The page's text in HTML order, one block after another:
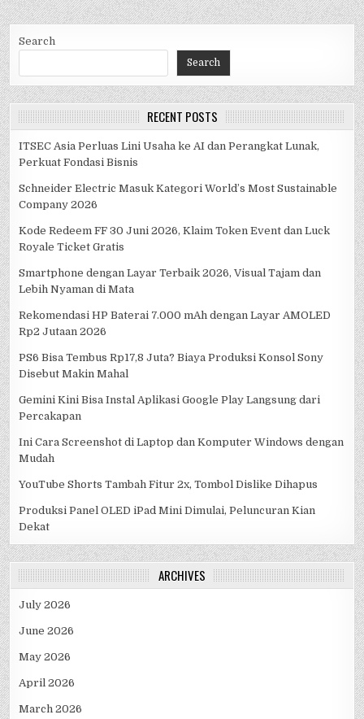
Search
Search
RECENT POSTS
ITSEC Asia Perluas Lini Usaha ke AI dan Perangkat Lunak,
Perkuat Fondasi Bisnis
Schneider Electric Masuk Kategori World’s Most Sustainable
Company 2026
Kode Redeem FF 30 Juni 2026, Klaim Token Event dan Luck
Royale Ticket Gratis
Smartphone dengan Layar Terbaik 2026, Visual Tajam dan
Lebih Nyaman di Mata
Rekomendasi HP Baterai 7.000 mAh dengan Layar AMOLED
Rp2 Jutaan 2026
PS6 Bisa Tembus Rp17,8 Juta? Biaya Produksi Konsol Sony
Disebut Makin Mahal
Gemini Kini Bisa Instal Aplikasi Google Play Langsung dari
Percakapan
Ini Cara Screenshot di Laptop dan Komputer Windows dengan
Mudah
YouTube Shorts Tambah Fitur 2x, Tombol Dislike Dihapus
Produksi Panel OLED iPad Mini Dimulai, Peluncuran Kian
Dekat
ARCHIVES
July 2026
June 2026
May 2026
April 2026
March 2026